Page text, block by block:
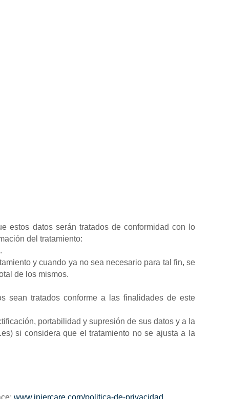
estos datos serán tratados de conformidad con lo
del tratamiento:
y cuando ya no sea necesario para tal fin, se
de los mismos.
sean tratados conforme a las finalidades de este
portabilidad y supresión de sus datos y a la
si considera que el tratamiento no se ajusta a la
www.injercare.com/politica-de-privacidad